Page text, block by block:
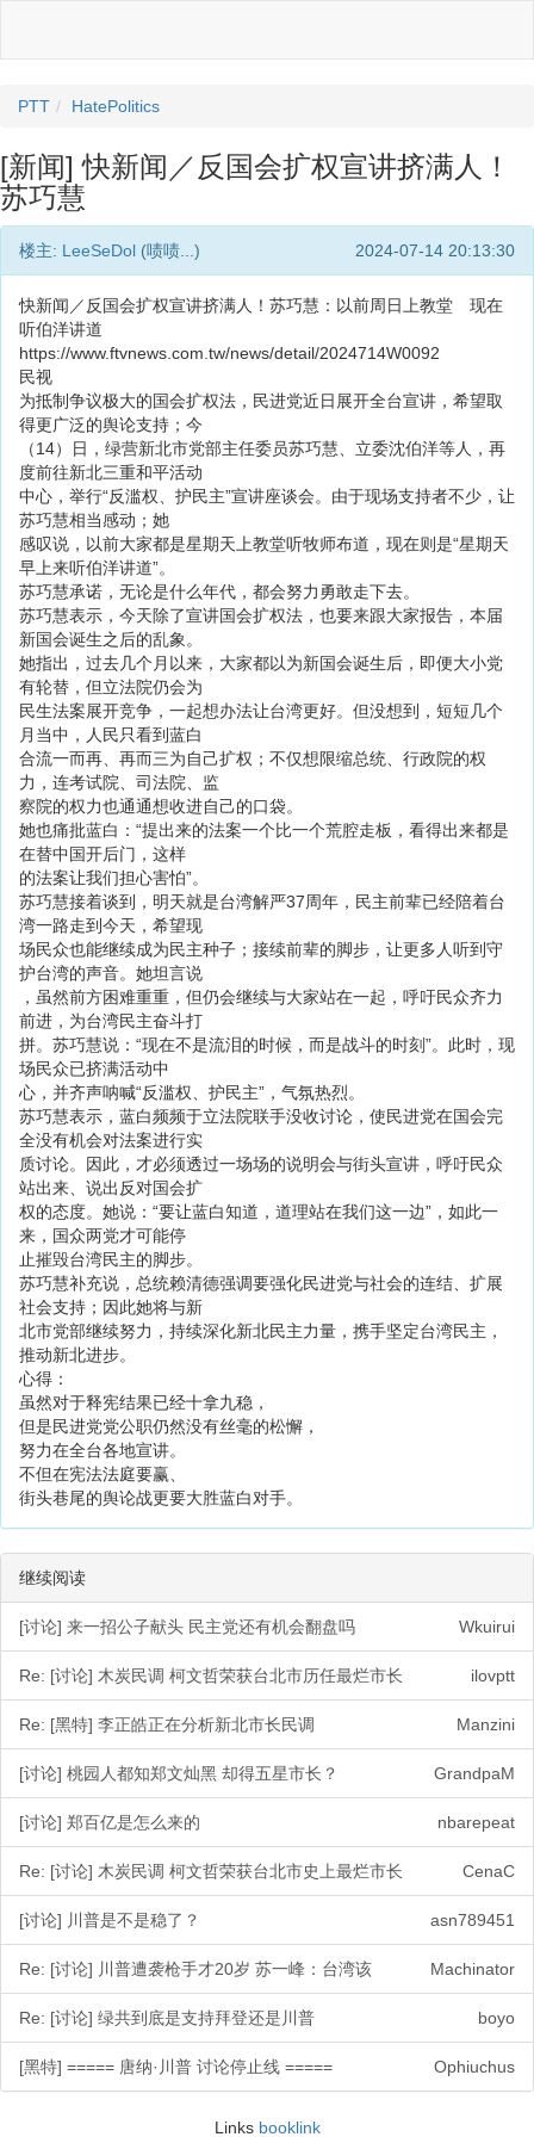
PTT HatePolitics
[新闻] 快新闻／反国会扩权宣讲挤满人！
苏巧慧
楼主: LeeSeDol (啧啧...) 2024-07-14 20:13:30
快新闻／反国会扩权宣讲挤满人！苏巧慧：以前周日上教堂 现在
听伯洋讲道
https://www.ftvnews.com.tw/news/detail/2024714W0092
民视
为抵制争议极大的国会扩权法，民进党近日展开全台宣讲，希望取
得更广泛的舆论支持；今
（14）日，绿营新北市党部主任委员苏巧慧、立委沈伯洋等人，再
度前往新北三重和平活动
中心，举行“反滥权、护民主”宣讲座谈会。由于现场支持者不少，让
苏巧慧相当感动；她
感叹说，以前大家都是星期天上教堂听牧师布道，现在则是“星期天
早上来听伯洋讲道”。
苏巧慧承诺，无论是什么年代，都会努力勇敢走下去。
苏巧慧表示，今天除了宣讲国会扩权法，也要来跟大家报告，本届
新国会诞生之后的乱象。
她指出，过去几个月以来，大家都以为新国会诞生后，即便大小党
有轮替，但立法院仍会为
民生法案展开竞争，一起想办法让台湾更好。但没想到，短短几个
月当中，人民只看到蓝白
合流一而再、再而三为自己扩权；不仅想限缩总统、行政院的权
力，连考试院、司法院、监
察院的权力也通通想收进自己的口袋。
她也痛批蓝白：“提出来的法案一个比一个荒腔走板，看得出来都是
在替中国开后门，这样
的法案让我们担心害怕”。
苏巧慧接着谈到，明天就是台湾解严37周年，民主前辈已经陪着台
湾一路走到今天，希望现
场民众也能继续成为民主种子；接续前辈的脚步，让更多人听到守
护台湾的声音。她坦言说
，虽然前方困难重重，但仍会继续与大家站在一起，呼吁民众齐力
前进，为台湾民主奋斗打
拼。苏巧慧说：“现在不是流泪的时候，而是战斗的时刻”。此时，现
场民众已挤满活动中
心，并齐声呐喊“反滥权、护民主”，气氛热烈。
苏巧慧表示，蓝白频频于立法院联手没收讨论，使民进党在国会完
全没有机会对法案进行实
质讨论。因此，才必须透过一场场的说明会与街头宣讲，呼吁民众
站出来、说出反对国会扩
权的态度。她说：“要让蓝白知道，道理站在我们这一边”，如此一
来，国众两党才可能停
止摧毁台湾民主的脚步。
苏巧慧补充说，总统赖清德强调要强化民进党与社会的连结、扩展
社会支持；因此她将与新
北市党部继续努力，持续深化新北民主力量，携手坚定台湾民主，
推动新北进步。
心得：
虽然对于释宪结果已经十拿九稳，
但是民进党党公职仍然没有丝毫的松懈，
努力在全台各地宣讲。
不但在宪法法庭要赢、
街头巷尾的舆论战更要大胜蓝白对手。
继续阅读
[讨论] 来一招公子献头 民主党还有机会翻盘吗 Wkuirui
Re: [讨论] 木炭民调 柯文哲荣获台北市历任最烂市长 ilovptt
Re: [黑特] 李正皓正在分析新北市长民调 Manzini
[讨论] 桃园人都知郑文灿黑 却得五星市长？ GrandpaM
[讨论] 郑百亿是怎么来的 nbarepeat
Re: [讨论] 木炭民调 柯文哲荣获台北市史上最烂市长 CenaC
[讨论] 川普是不是稳了？ asn789451
Re: [讨论] 川普遭袭枪手才20岁 苏一峰：台湾该 Machinator
Re: [讨论] 绿共到底是支持拜登还是川普 boyo
[黑特] ===== 唐纳·川普 讨论停止线 ===== Ophiuchus
Links booklink